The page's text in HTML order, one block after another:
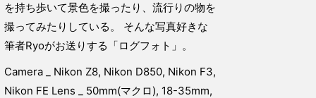
を持ち歩いて景色を撮ったり、流行りの物を
撮ってみたりしている。 そんな写真好きな
筆者Ryoがお送りする「ログフォト」。
Camera _ Nikon Z8, Nikon D850, Nikon F3,
Nikon FE Lens _ 50mm(マクロ), 18-35mm,